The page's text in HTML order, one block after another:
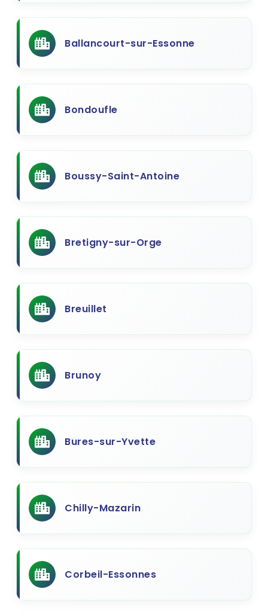
Ballancourt-sur-Essonne
Bondoufle
Boussy-Saint-Antoine
Bretigny-sur-Orge
Breuillet
Brunoy
Bures-sur-Yvette
Chilly-Mazarin
Corbeil-Essonnes